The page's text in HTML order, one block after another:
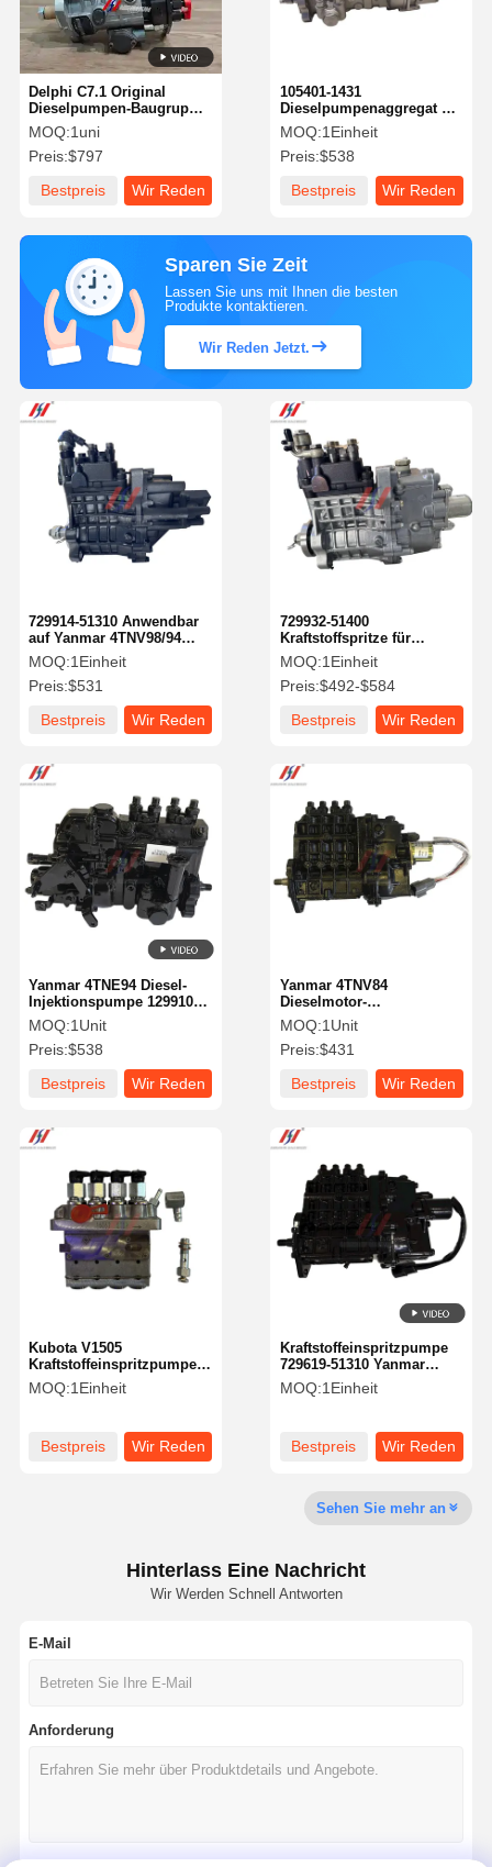
Über Uns
Werksbesicht
Igung
Qualitätskont
Rolle
Kontakt Mit
Uns
Neuigkeiten
Perkins Engine
Yanmar-Motor
Kubota-Motor
Delphi C7.1 Original
Dieselpumpen-Baugruppe
9521A031H Hohe
Haltbarkeit
MOQ:1uni
Preis:$797
Bestpreis
Wir Reden
105401-1431
Dieselpumpenaggregat –
Mitsubishi 6D34
Hochleistungs-
Dieselkraftstoffpumpe
MOQ:1Einheit
Preis:$538
Bestpreis
Wir Reden
Sparen Sie Zeit
Lassen Sie uns mit Ihnen die besten
Produkte kontaktieren.
Wir Reden Jetzt.
729932-51400
Kraftstoffspritze für
Yanmar 4TNV98 Motor
729948-51350 729992-51310
MOQ:1Einheit
Preis:$492-$584
Bestpreis
Wir Reden
729914-51310 Anwendbar
auf Yanmar 4TNV98/94
Dieselmotor-
Pumpenbaugruppe
729924-51300 729927-51420
MOQ:1Einheit
Preis:$531
Bestpreis
Wir Reden
Yanmar 4TNV84
Dieselmotor-
Brennstoffpumpe 729649-
51320
Hochpräzisionsbaggermotor-
Brennstoffpumpen Teile
MOQ:1Unit
Preis:$431
Bestpreis
Wir Reden
Yanmar 4TNE94 Diesel-
Injektionspumpe 129910-
51000 Hochpräzisions-
Dieselmotorteile
MOQ:1Unit
Preis:$538
Bestpreis
Wir Reden
Kraftstoffeinspritzpumpe
729619-51310 Yanmar
4TNE88 Komatsu 4D84-3
Motor Kraftstoffpumpe
MOQ:1Einheit
Bestpreis
Wir Reden
Kubota V1505
Kraftstoffeinspritzpumpe
16060-51010 – geeignet für
den Austausch der
Baggermotoren
MOQ:1Einheit
Bestpreis
Wir Reden
Sehen Sie mehr an
Hinterlass Eine Nachricht
Wir Werden Schnell Antworten
E-Mail
Anforderung